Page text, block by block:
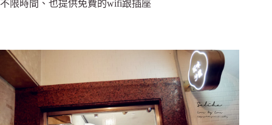
不限時間、也提供免費的wifi跟插座